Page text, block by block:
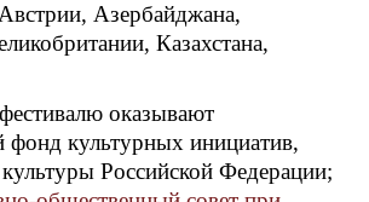
Азербайджана,
Казахстана,
оказывают
фонд культурных инициатив,
Российской Федерации;